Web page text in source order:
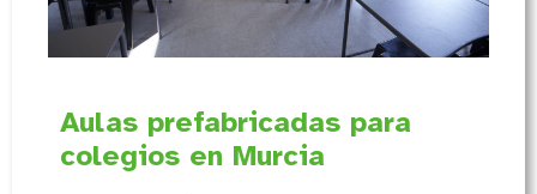
Aulas prefabricadas para
colegios en Murcia